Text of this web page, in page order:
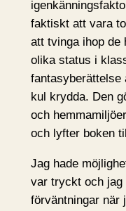
faktiskt att vara
att tvinga ihop de
olika status i
fantasyberättelse
kul krydda. Den
och
och lyfter boken
Jag hade
var tryckt och jag
förväntningar när